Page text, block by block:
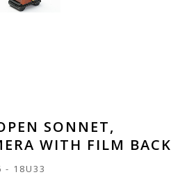
SONNET,
WITH FILM BACK
- 18U33